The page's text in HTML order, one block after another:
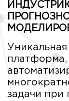
платформа,
задачи при